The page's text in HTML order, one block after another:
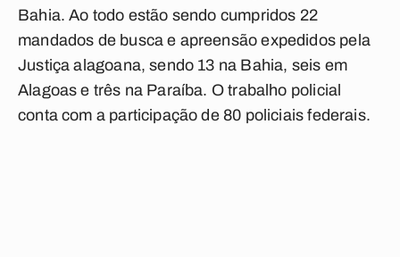
Bahia. Ao todo estão sendo cumpridos 22
mandados de busca e apreensão expedidos pela
Justiça alagoana, sendo 13 na Bahia, seis em
Alagoas e três na Paraíba. O trabalho policial
conta com a participação de 80 policiais federais.